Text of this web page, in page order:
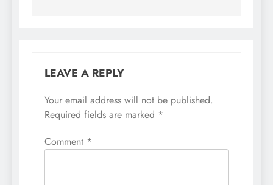
LEAVE A REPLY
Your email address will not be published.
Required fields are marked *
Comment *